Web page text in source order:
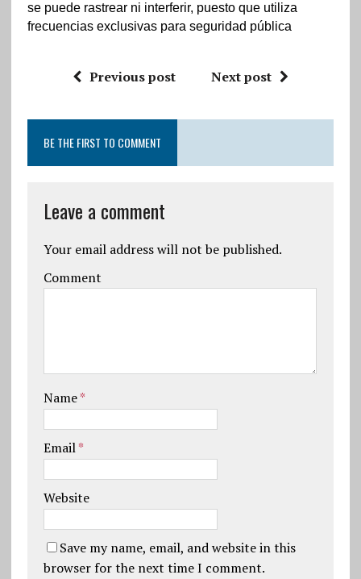
se puede rastrear ni interferir, puesto que utiliza
frecuencias exclusivas para seguridad pública
Previous post Next post
BE THE FIRST TO COMMENT
Leave a comment
Your email address will not be published.
Comment
Name*
Email*
Website
Save my name, email, and website in this
browser for the next time I comment.